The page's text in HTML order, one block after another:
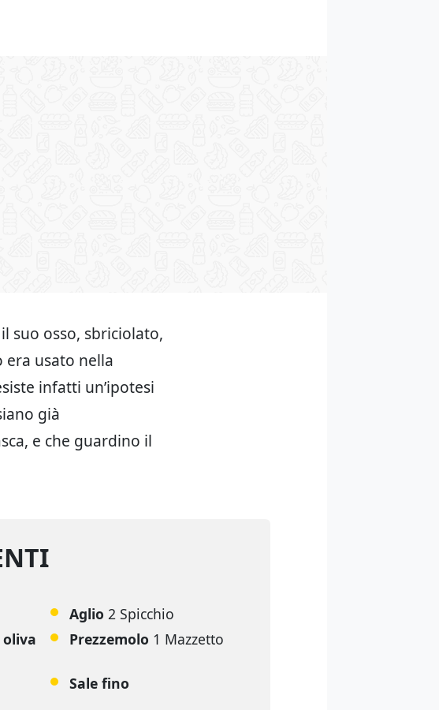
suo osso, sbriciolato,
era usato nella
infatti un’ipotesi
già
e che guardino il
Aglio 2 Spicchio
Prezzemolo 1 Mazzetto
Sale fino